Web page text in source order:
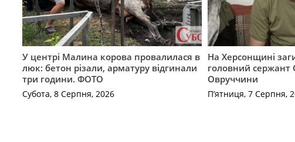
У центрі Малина корова провалилася в
люк: бетон різали, арматуру відгинали
три години. ФОТО
Субота, 8 Серпня, 2026
На Херсонщині
головний сержант
Овруччини
П’ятниця, 7 Серпня,